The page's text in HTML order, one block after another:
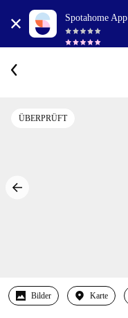
Spotahome App
ÜBERPRÜFT
Bilder Karte